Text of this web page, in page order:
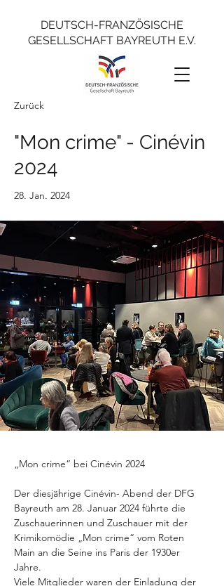
DEUTSCH-FRANZÖSISCHE
GESELLSCHAFT BAYREUTH E.V.
Zurück
"Mon crime" - Cinévin
2024
28. Jan. 2024
„Mon crime“ bei Cinévin 2024
Der diesjährige Cinévin- Abend der DFG
Bayreuth am 28. Januar 2024 führte die
Zuschauerinnen und Zuschauer mit der
Krimikomödie „Mon crime“ vom Roten
Main an die Seine ins Paris der 1930er
Jahre.
Viele Mitglieder waren der Einladung der